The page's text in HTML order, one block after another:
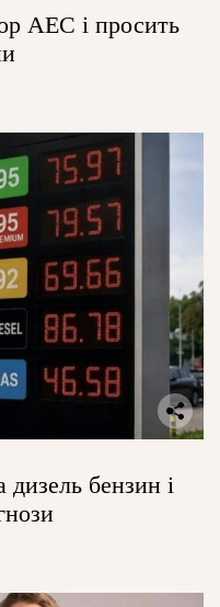
АЕС і просить
дизель бензин і